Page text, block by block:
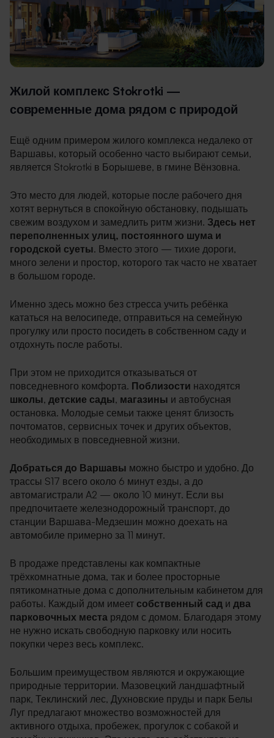
Жилой комплекс Stokrotki —
современные дома рядом с природой
Ещё одним примером жилого комплекса недалеко от
Варшавы, который особенно часто выбирают семьи,
является Stokrotki в Борышеве, в гмине Вёнзовна.
Это место для людей, которые после рабочего дня
хотят вернуться в спокойную обстановку, подышать
свежим воздухом и замедлить ритм жизни. Здесь нет
переполненных улиц, постоянного шума и
городской суеты. Вместо этого — тихие дороги,
много зелени и простор, которого так часто не хватает
в большом городе.
Именно здесь можно без стресса учить ребёнка
кататься на велосипеде, отправиться на семейную
прогулку или просто посидеть в собственном саду и
отдохнуть после работы.
При этом не приходится отказываться от
повседневного комфорта. Поблизости находятся
школы, детские сады, магазины и автобусная
остановка. Молодые семьи также ценят близость
почтоматов, сервисных точек и других объектов,
необходимых в повседневной жизни.
Добраться до Варшавы можно быстро и удобно. До
трассы S17 всего около 6 минут езды, а до
автомагистрали A2 — около 10 минут. Если вы
предпочитаете железнодорожный транспорт, до
станции Варшава-Медзешин можно доехать на
автомобиле примерно за 11 минут.
В продаже представлены как компактные
трёхкомнатные дома, так и более просторные
пятикомнатные дома с дополнительным кабинетом для
работы. Каждый дом имеет собственный сад и два
парковочных места рядом с домом. Благодаря этому
не нужно искать свободную парковку или носить
покупки через весь комплекс.
Большим преимуществом являются и окружающие
природные территории. Мазовецкий ландшафтный
парк, Теклинский лес, Духновские пруды и парк Белы
Луг предлагают множество возможностей для
активного отдыха, пробежек, прогулок с собакой и